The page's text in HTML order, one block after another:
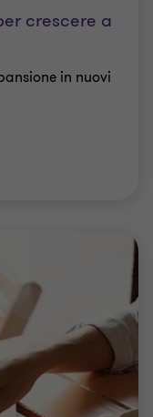
crescere a
in nuovi